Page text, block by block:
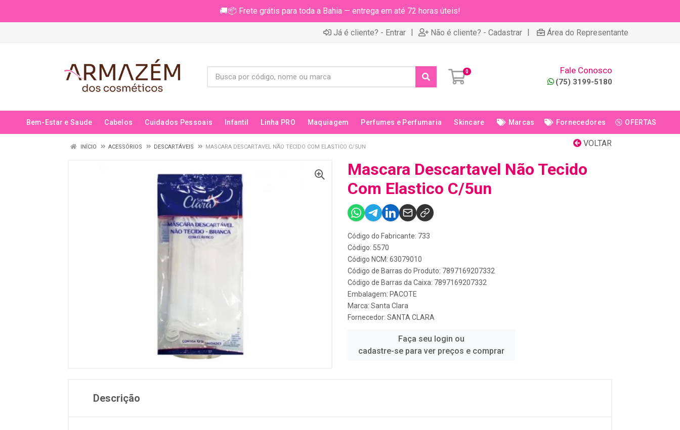
🚚📦 Frete grátis para toda a Bahia — entrega em até 72 horas úteis!
Já é cliente? - Entrar | Não é cliente? - Cadastrar | Área do Representante
0 Fale Conosco
(75) 3199-5180
Bem-Estar e Saude Cabelos Cuidados Pessoais Infantil Linha PRO Maquiagem Perfumes e Perfumaria Skincare Marcas Fornecedores OFERTAS
VOLTAR
INÍCIO ACESSÓRIOS DESCARTÁVEIS MASCARA DESCARTAVEL NÃO TECIDO COM ELASTICO C/5UN
Mascara Descartavel Não Tecido
Com Elastico C/5un
Código do Fabricante: 733
Código: 5570
Código NCM: 63079010
Código de Barras do Produto: 7897169207332
Código de Barras da Caixa: 7897169207332
Embalagem: PACOTE
Marca: Santa Clara
Fornecedor: SANTA CLARA
Faça seu login ou
cadastre-se para ver preços e comprar
Descrição